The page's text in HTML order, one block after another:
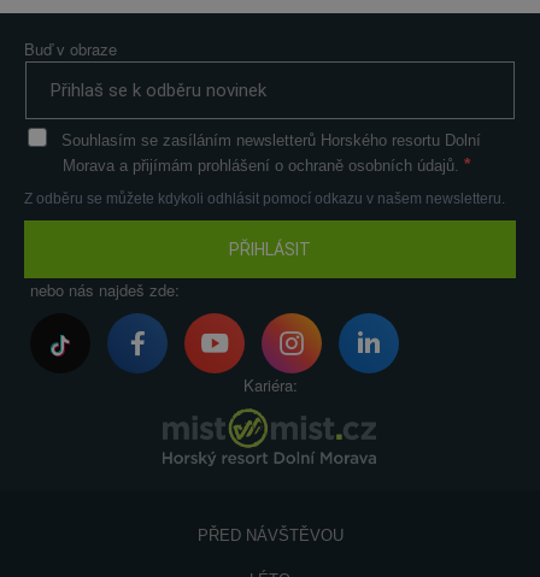
Buď v obraze
PŘIHLÁSIT
Souhlasím se zasíláním newsletterů Horského resortu Dolní
Morava a přijímám prohlášení o ochraně osobních údajů.
Z odběru se můžete kdykoli odhlásit pomocí odkazu v našem newsletteru.
nebo nás najdeš zde:
Kariéra:
PŘED NÁVŠTĚVOU